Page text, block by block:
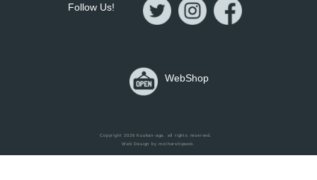
Follow Us!
WebShop
Copyright 2026Kuukan-aga. all rights reserved.
Web Design bymothershipweb.
Items